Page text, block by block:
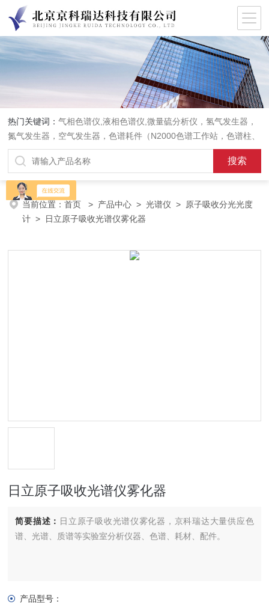
热门关键词：气相色谱仪,液相色谱仪,微量硫分析仪，氢气发生器，
氮气发生器，空气发生器，色谱耗件（N2000色谱工作站，色谱柱、
阀件、进样器、色谱担体），顶空进样器，热解析仪，紫外分光光度
计，原子吸收分光光度计，傅立叶红外光谱仪，分析天平等常规实验
室产品。
当前位置：首页 > 产品中心 >光谱仪 > 原子吸收分光光度
计 > 日立原子吸收光谱仪雾化器
日立原子吸收光谱仪雾化器
简要描述： 日立原子吸收光谱仪雾化器，京科瑞达大量供应色
谱、光谱、质谱等实验室分析仪器、色谱、耗材、配件。
产品型号：